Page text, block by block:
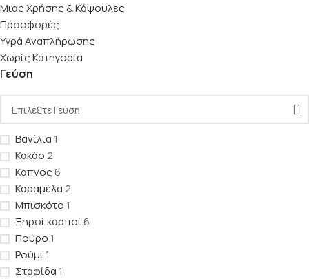
Μιας Χρήσης & Κάψουλες
Προσφορές
Υγρά Αναπλήρωσης
Χωρίς Κατηγορία
Γεύση
Βανίλια1
Κακάο2
Καπνός6
Καραμέλα2
Μπισκότο1
Ξηροί καρποί6
Πούρο1
Ρούμι1
Σταφίδα1